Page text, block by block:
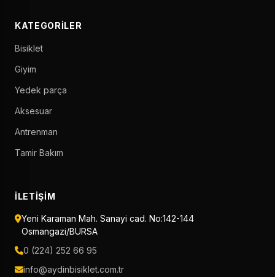
KATEGORILER
Bisiklet
Giyim
Yedek parça
Aksesuar
Antrenman
Tamir Bakım
İLETIŞIM
Yeni Karaman Mah. Sanayi cad. No:142-144
Osmangazi/BURSA
0 (224) 252 66 95
info@aydinbisiklet.com.tr